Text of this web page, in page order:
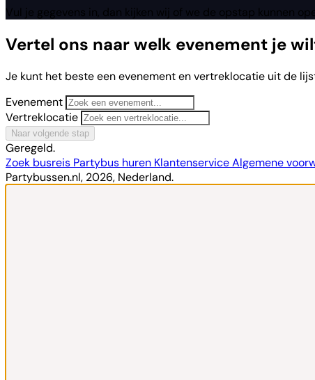
Vul je gegevens in, dan kijken wij of we de opstap kunnen
Vertel ons naar welk evenement je
Je kunt het beste een evenement en vertreklocatie uit de
Evenement
Vertreklocatie
Naar volgende stap
Geregeld.
Zoek busreis Partybus huren KlantenserviceAlgemene
Partybussen.nl, 2026, Nederland.